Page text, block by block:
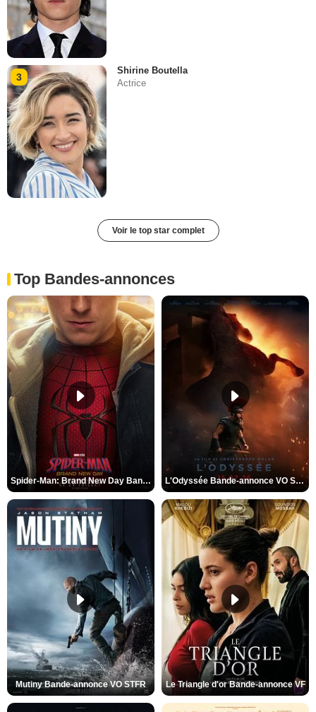
3
Shirine Boutella
Actrice
Voir le top star complet
Top Bandes-annonces
Spider-Man: Brand New Day Bande-annonce VO STFR L'Odyssée Bande-annonce VO STFR
Mutiny Bande-annonce VO STFR Le Triangle d'or Bande-annonce VF